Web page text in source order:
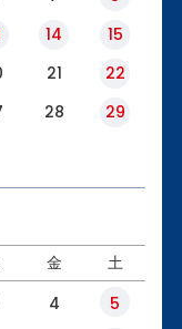
14
15
21
22
28
29
金 土
4
5